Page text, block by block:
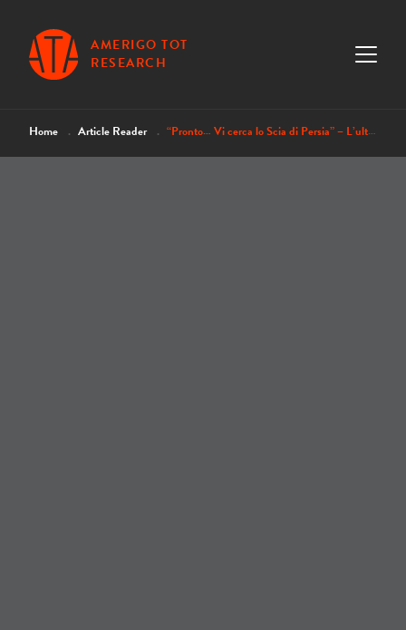
AMERIGO TOT
RESEARCH
Home Article Reader “Pronto… Vi cerca lo Scia di Persia” – L’ultima avventura di Tot